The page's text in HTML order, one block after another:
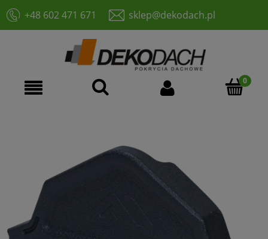
+48 602 471 671 sklep@dekodach.pl